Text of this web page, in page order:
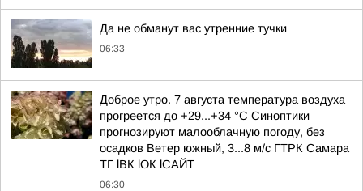
Да не обманут вас утренние тучки
06:33
Доброе утро. 7 августа температура воздуха
прогреется до +29...+34 °C Синоптики
прогнозируют малооблачную погоду, без
осадков Ветер южный, 3...8 м/с ГТРК Самара
ТГ lВК lОК lСАЙТ
06:30